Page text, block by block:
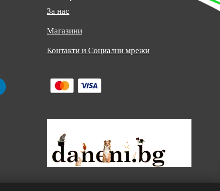
За нас
Магазини
Контакти и Социални мрежи